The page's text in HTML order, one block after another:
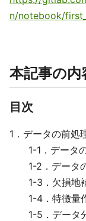
n/notebook/
本記事の内
目次
1．データの前処
1-1．データ
1-2．データ
1-3．欠損地
1-4．特徴量
1-5．データ